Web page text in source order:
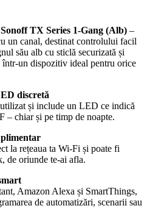
TX Series 1-Gang (Alb) –
un canal, destinat controlului facil
său alb cu sticlă securizată și
un dispozitiv ideal pentru orice
discretă
și include un LED ce indică
– chiar și pe timp de noapte.
la rețeaua ta Wi-Fi și poate fi
de oriunde te-ai afla.
Amazon Alexa și SmartThings,
de automatizări, scenarii sau